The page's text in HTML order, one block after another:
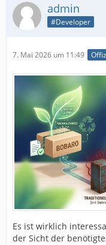
admin
#Developer
7. Mai 2026 um 11:49
Es ist wirklich
der Sicht der